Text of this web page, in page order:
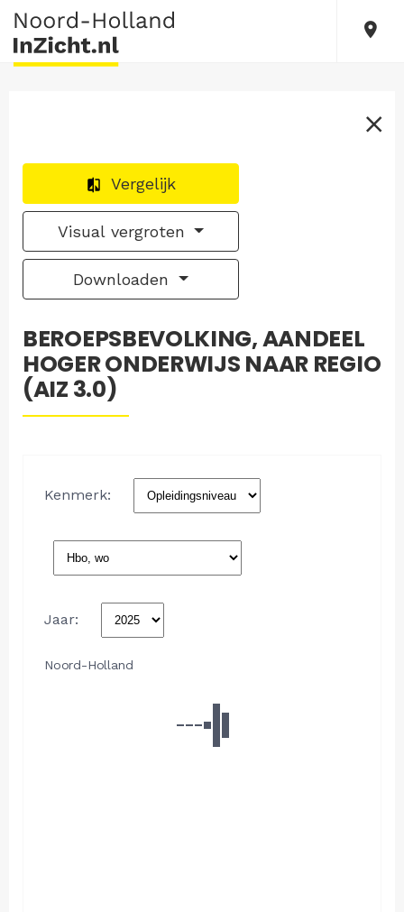
Vergelijk
Visual vergroten
Downloaden
BEROEPSBEVOLKING, AANDEEL
HOGER ONDERWIJS NAAR REGIO
(AIZ 3.0)